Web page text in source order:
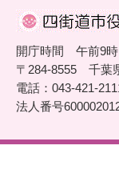
開庁時間 午前9時
〒284-8555 千葉
電話：043-421-
法人番号